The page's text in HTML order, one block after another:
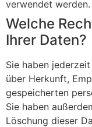
verwendet werden.
Welche
Ihrer Daten?
Sie haben
über Herkunft,
gespeicherten
Sie haben
Löschung dieser